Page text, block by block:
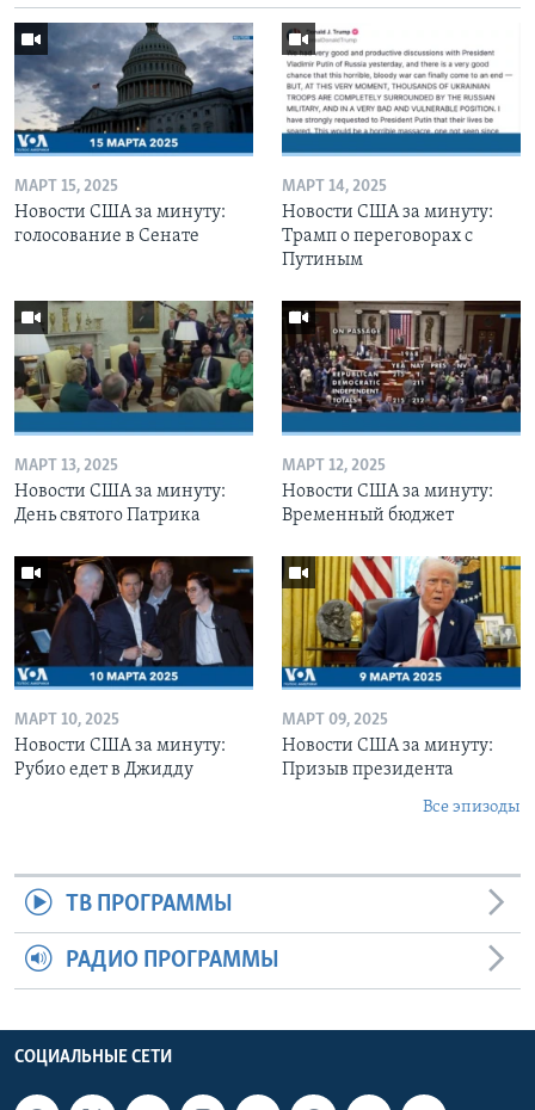
МАРТ 15, 2025
Новости США за минуту:
голосование в Сенате
МАРТ 14, 2025
Новости США за минуту:
Трамп о переговорах с
Путиным
МАРТ 13, 2025
Новости США за минуту:
День святого Патрика
МАРТ 12, 2025
Новости США за минуту:
Временный бюджет
МАРТ 10, 2025
Новости США за минуту:
Рубио едет в Джидду
МАРТ 09, 2025
Новости США за минуту:
Призыв президента
Все эпизоды
ТВ ПРОГРАММЫ
РАДИО ПРОГРАММЫ
СОЦИАЛЬНЫЕ СЕТИ